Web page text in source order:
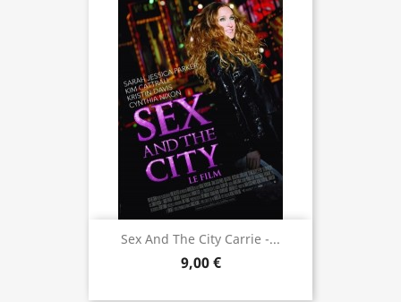
Sex And The City Carrie -...
9,00 €